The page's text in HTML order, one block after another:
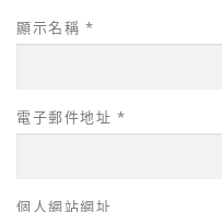
顯示名稱 *
電子郵件地址 *
個人網站網址